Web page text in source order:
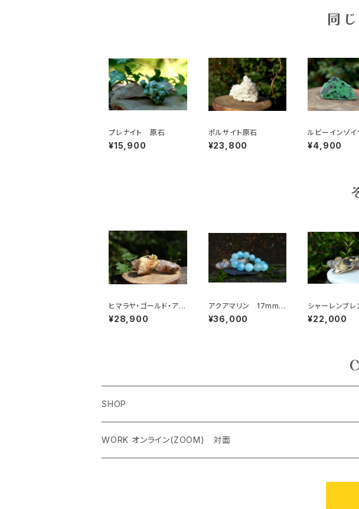
同
プレナイト 原石
¥15,900
ポルサイト原石
¥23,800
ルビーインゾイ
原石 一部ポリ
¥4,900
ヒマラヤ・ゴールド・アゼ
ツライト 魂の目覚め、
「ゴールデン・ライトの降
¥28,900
アクアマリン 17mm
心配、恐れを手放し、幸
福、富を引き寄せる
¥36,000
シャーレンブ
ボッション ネ
ス 強靭なパワ
¥22,000
SHOP
ペンダントトップ＜レアストーン＞
WORK オンライン(ZOOM) 対面